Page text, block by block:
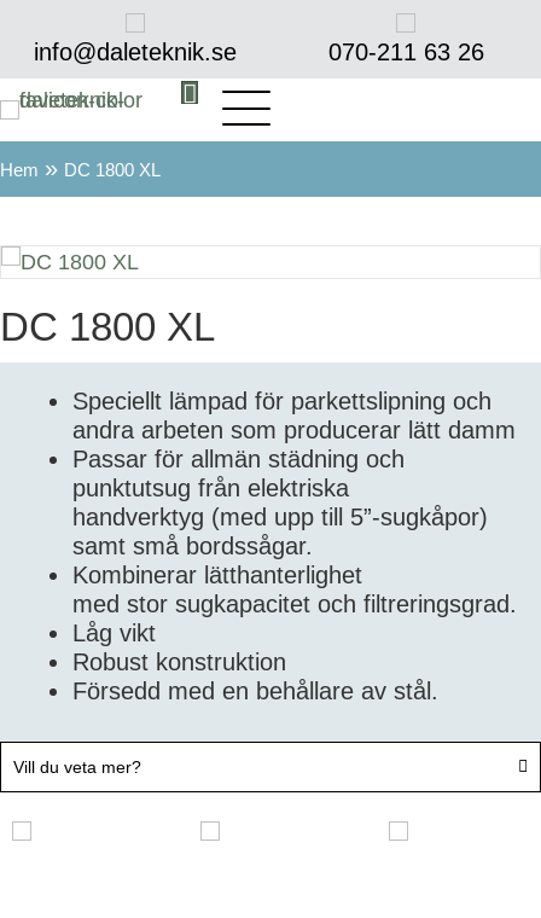
info@daleteknik.se 070-211 63 26‬
Hem » DC 1800 XL
DC 1800 XL
Speciellt lämpad för parkettslipning och
andra arbeten som producerar lätt damm
Passar för allmän städning och
punktutsug från elektriska
handverktyg (med upp till 5”-sugkåpor)
samt små bordssågar.
Kombinerar lätthanterlighet
med stor sugkapacitet och filtreringsgrad.
Låg vikt
Robust konstruktion
Försedd med en behållare av stål.
Vill du veta mer?